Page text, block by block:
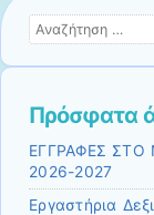
Αναζήτηση
Πρόσφατα
ΕΓΓΡΑΦΕΣ ΣΤΟ
2026-2027
Εργαστήρια